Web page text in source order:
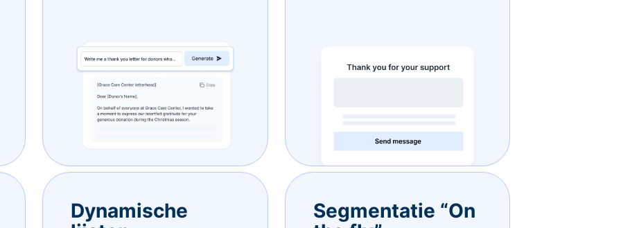
Dynamische
Segmentatie “On